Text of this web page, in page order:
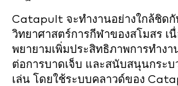
Catapult จะทำงานอย่างใกล้ชิด
วิทยาศาสตร์การกีฬาของสโมสร เ
พยายามเพิ่มประสิทธิภาพการทำงา
ต่อการบาดเจ็บ และสนับสนุนกระบ
เล่น โดยใช้ระบบคลาวด์ของ